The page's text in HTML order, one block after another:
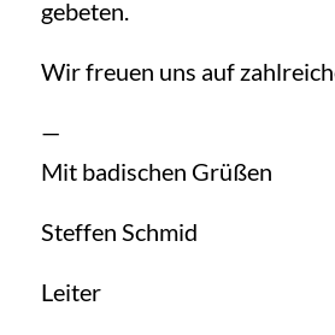
gebeten.
Wir freuen uns auf
—
Mit badischen Grüßen
Steffen Schmid
Leiter